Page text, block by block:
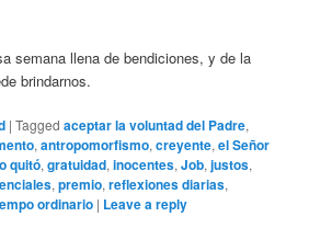
semana llena de bendiciones, y de la
brindarnos.
|Tagged aceptar la voluntad del Padre,
,antropomorfismo,creyente,el Señor
quitó,gratuidad,inocentes,Job,justos,
,premio,reflexiones diarias,
ordinario | Leave a reply